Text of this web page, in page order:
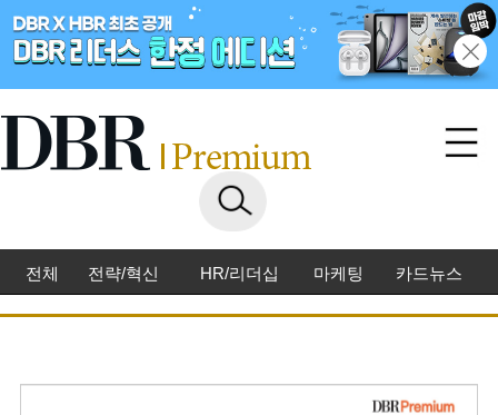
전체 전략/혁신 HR/리더십 마케팅 카드뉴스